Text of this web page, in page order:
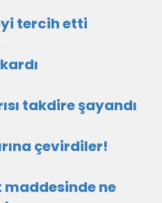
tercih etti
takdire şayandı
çevirdiler!
maddesinde ne